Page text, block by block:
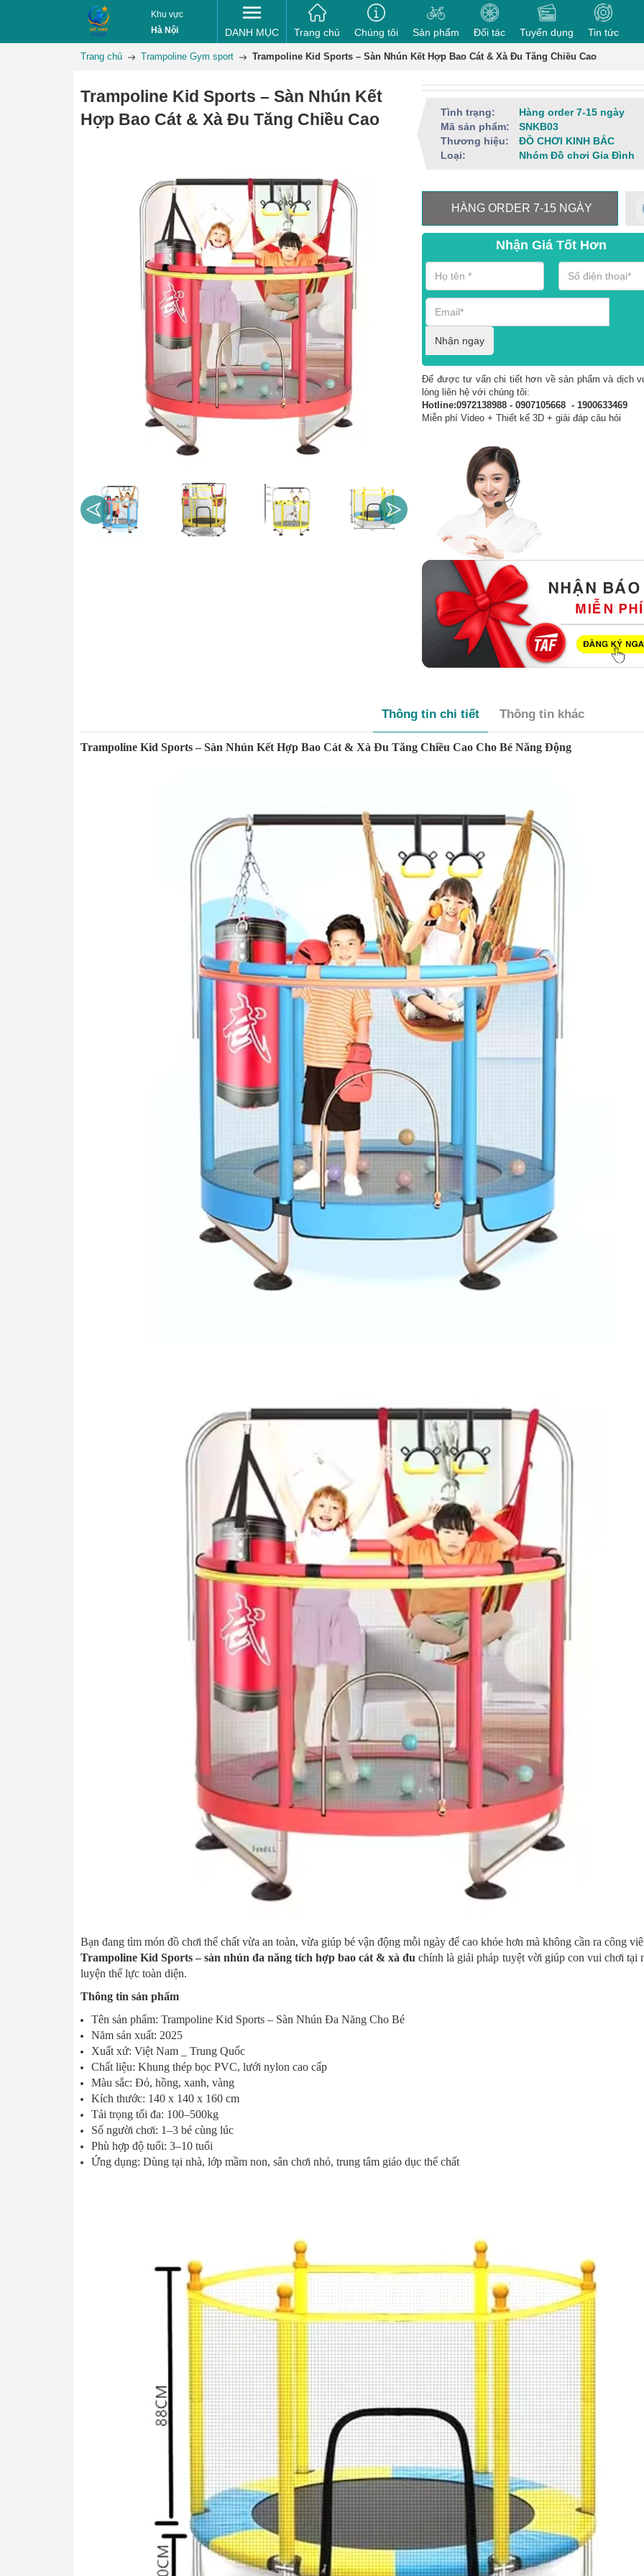
Khu vực
Hà Nội
DANH MỤC Trang chủ Chúng tôi Sản phẩm Đối tác Tuyển dụng Tin tức
Trang chủ Trampoline Gym sport Trampoline Kid Sports – Sàn Nhún Kết Hợp Bao Cát & Xà Đu Tăng Chiều Cao
Trampoline Kid Sports – Sàn Nhún Kết
Hợp Bao Cát & Xà Đu Tăng Chiều Cao
Tình trạng:
Hàng order 7-15 ngày
Mã sản phẩm:
SNKB03
Thương hiệu:
ĐỒ CHƠI KINH BẮC
Loại:
Nhóm Đồ chơi Gia Đình
HÀNG ORDER 7-15 NGÀY
Nhận Giá Tốt Hơn
Nhận ngay
Để được tư vấn chi tiết hơn về sản phẩm và dịch
lòng liên hệ với chúng tôi:
Hotline:0972138988 - 0907105668 - 1900633469
Miễn phí Video + Thiết kế 3D + giải đáp câu hỏi
Thông tin chi tiết Thông tin khác
Trampoline Kid Sports – Sàn Nhún Kết Hợp Bao Cát & Xà Đu Tăng Chiều Cao Cho Bé Năng Động
Bạn đang tìm món đồ chơi thể chất vừa an toàn, vừa giúp bé vận động mỗi ngày để cao khỏe hơn mà không cần ra công
Trampoline Kid Sports – sàn nhún đa năng tích hợp bao cát & xà đu chính là giải pháp tuyệt vời giúp con vui chơi tại
luyện thể lực toàn diện.
Thông tin sản phẩm
Tên sản phẩm: Trampoline Kid Sports – Sàn Nhún Đa Năng Cho Bé
Năm sản xuất: 2025
Xuất xứ: Việt Nam _ Trung Quốc
Chất liệu: Khung thép bọc PVC, lưới nylon cao cấp
Màu sắc: Đỏ, hồng, xanh, vàng
Kích thước: 140 x 140 x 160 cm
Tải trọng tối đa: 100–500kg
Số người chơi: 1–3 bé cùng lúc
Phù hợp độ tuổi: 3–10 tuổi
Ứng dụng: Dùng tại nhà, lớp mầm non, sân chơi nhỏ, trung tâm giáo dục thể chất